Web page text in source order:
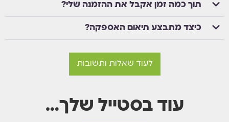
תוך כמה זמן אקבל את ההזמנה שלי?
כיצד מתבצע תיאום האספקה?
לעוד שאלות ותשובות
עוד בסטייל שלך…